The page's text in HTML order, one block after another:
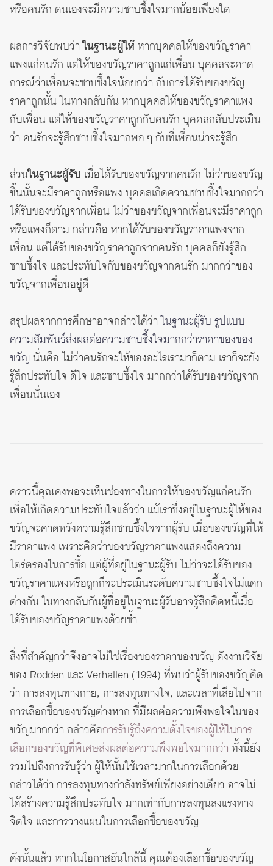
หรือคนรัก ตนเองจะมีความซาบซึ้งใจมากน้อยเพียงใด
ผลการวิจัยพบว่าในฐานะผู้ให้หากบุคคลให้ของขวัญราคา
แพงแก่คนรัก แต่ให้ของขวัญราคาถูกแก่เพื่อน บุคคลจะคาด
การณ์ว่าเพื่อนจะซาบซึ้งใจน้อยกว่า กับการได้รับของขวัญ
ราคาถูกนั้น ในทางกลับกัน หากบุคคลให้ของขวัญราคาแพง
กับเพื่อน แต่ให้ของขวัญราคาถูกกับคนรัก บุคคลกลับประเมิน
ว่า คนรักจะรู้สึกซาบซึ้งใจมากพอ ๆ กับที่เพื่อนน่าจะรู้สึก
ส่วนในฐานะผู้รับ เมื่อได้รับของขวัญจากคนรัก ไม่ว่าของขวัญ
ชิ้นนั้นจะมีราคาถูกหรือแพง บุคคลเกิดความซาบซึ้งใจมากกว่า
ได้รับของขวัญจากเพื่อน ไม่ว่าของขวัญจากเพื่อนจะมีราคาถูก
หรือแพงก็ตาม กล่าวคือ หากได้รับของขวัญราคาแพงจาก
เพื่อน แต่ได้รับของขวัญราคาถูกจากคนรัก บุคคลก็ยังรู้สึก
ซาบซึ้งใจ และประทับใจกับของขวัญจากคนรัก มากกว่าของ
ขวัญจากเพื่อนอยู่ดี
สรุปผลจากการศึกษาอาจกล่าวได้ว่าในฐานะผู้รับ รูปแบบ
ความสัมพันธ์ส่งผลต่อความซาบซึ้งใจมากกว่าราคาของของ
ขวัญ นั่นคือ ไม่ว่าคนรักจะให้ของอะไรเรามาก็ตาม เราก็จะยัง
รู้สึกประทับใจ ดีใจ และซาบซึ้งใจ มากกว่าได้รับของขวัญจาก
เพื่อนนั่นเอง
คราวนี้คุณคงพอจะเห็นช่องทางในการให้ของขวัญแก่คนรัก
เพื่อให้เกิดความประทับใจแล้วว่า แม้เราซึ่งอยู่ในฐานะผู้ให้ของ
ขวัญจะคาดหวังความรู้สึกซาบซึ้งใจจากผู้รับ เมื่อของขวัญที่ให้
มีราคาแพง เพราะคิดว่าของขวัญราคาแพงแสดงถึงความ
ไตร่ตรองในการซื้อ แต่ผู้ที่อยู่ในฐานะผู้รับ ไม่ว่าจะได้รับของ
ขวัญราคาแพงหรือถูกก็จะประเมินระดับความซาบซึ้งใจไม่แตก
ต่างกัน ในทางกลับกันผู้ที่อยู่ในฐานะผู้รับอาจรู้สึกติดหนี้เมื่อ
ได้รับของขวัญราคาแพงด้วยซ้ำ
สิ่งที่สำคัญกว่าจึงอาจไม่ใช่เรื่องของราคาของขวัญ ดังงานวิจัย
ของ Rodden และ Verhallen (1994) ที่พบว่าผู้รับของขวัญคิด
ว่า การลงทุนทางกาย, การลงทุนทางใจ, และเวลาที่เสียไปจาก
การเลือกซื้อของขวัญต่างหาก ที่มีผลต่อความพึงพอใจในของ
ขวัญมากกว่า กล่าวคือการรับรู้ถึงความตั้งใจของผู้ให้ในการ
เลือกของขวัญที่พิเศษส่งผลต่อความพึงพอใจมากกว่า ทั้งนี้ยัง
รวมไปถึงการรับรู้ว่า ผู้ให้นั้นใช้เวลามากในการเลือกด้วย
กล่าวได้ว่า การลงทุนทางกำลังทรัพย์เพียงอย่างเดียว อาจไม่
ได้สร้างความรู้สึกประทับใจ มากเท่ากับการลงทุนลงแรงทาง
จิตใจ และการวางแผนในการเลือกซื้อของขวัญ
ดังนั้นแล้ว หากในโอกาสอันใกล้นี้ คุณต้องเลือกซื้อของขวัญ